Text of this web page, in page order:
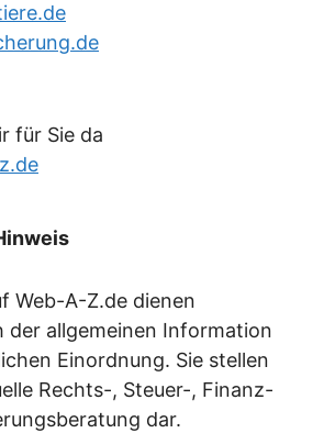
für Sie da
Web-A-Z.de dienen
der allgemeinen Information
Einordnung. Sie stellen
Rechts-, Steuer-, Finanz-
dar.